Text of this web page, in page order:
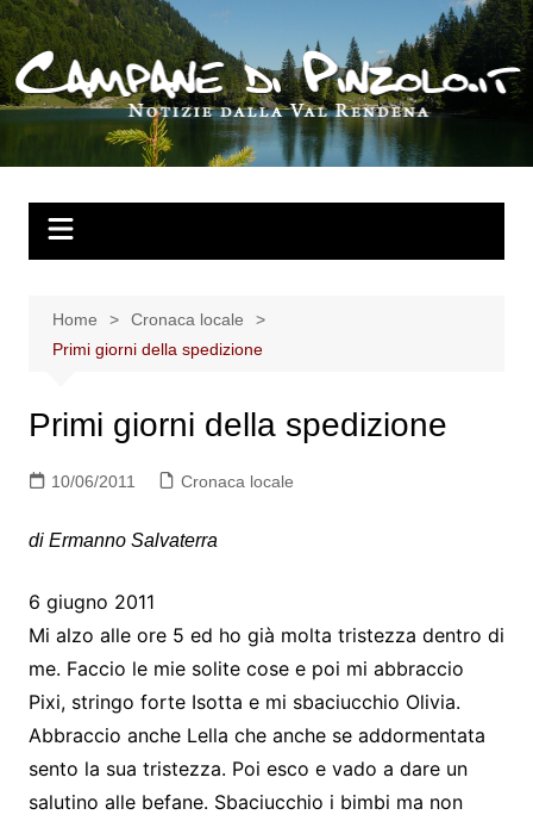
Salta
al
contenuto
Home
Cronaca locale
Primi giorni della spedizione
Primi giorni della spedizione
10/06/2011 Cronaca locale
di Ermanno Salvaterra
6 giugno 2011
Mi alzo alle ore 5 ed ho già molta tristezza dentro di
me. Faccio le mie solite cose e poi mi abbraccio
Pixi, stringo forte Isotta e mi sbaciucchio Olivia.
Abbraccio anche Lella che anche se addormentata
sento la sua tristezza. Poi esco e vado a dare un
salutino alle befane. Sbaciucchio i bimbi ma non